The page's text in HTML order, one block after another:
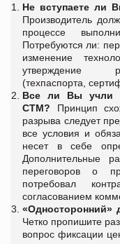
Не вступаете ли
Производитель
процессе
Потребуются ли:
изменение
утверждение
(техпаспорта,
Все ли Вы учли
СТМ? Принцип
разрыва следует
все условия и
несет в себе
Дополнительные
переговоров о
потребовал
согласованием
«Односторонний»
Четко пропишите
вопрос фиксации